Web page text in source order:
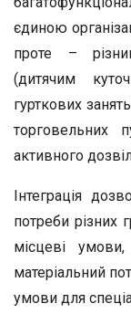
єдиною
проте –
(дитячим
гурткових
торговельних
активного
Інтеграція
потреби різних
місцеві
матеріальний
умови для